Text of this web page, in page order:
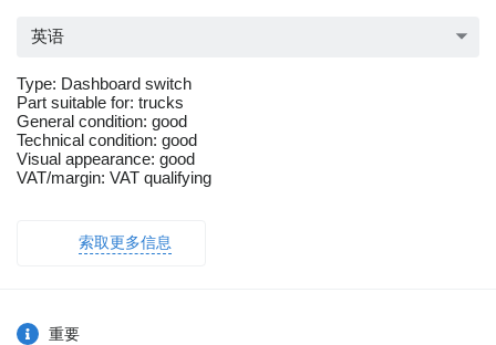
英语
Type: Dashboard switch
Part suitable for: trucks
General condition: good
Technical condition: good
Visual appearance: good
VAT/margin: VAT qualifying
索取更多信息
重要